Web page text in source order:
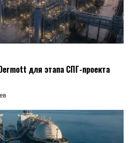
для этапа СПГ-проекта